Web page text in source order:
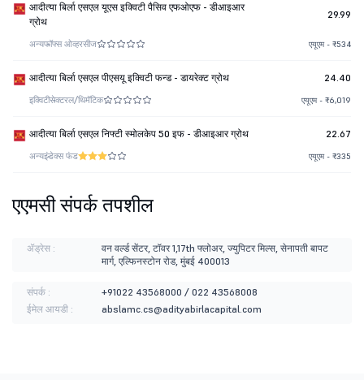
आदीत्या बिर्ला एसएल यूएस इक्विटी पैसिव एफओएफ - डीआइआर
ग्रोथ
29.99
अन्यफॉफ्स ओव्हरसीज एयूएम - ₹534
आदीत्या बिर्ला एसएल पीएसयू इक्विटी फन्ड - डायरेक्ट ग्रोथ 24.40
इक्विटीसेक्टरल/थिमॅटिक एयूएम - ₹6,019
आदीत्या बिर्ला एसएल निफ्टी स्मोलकेप 50 इफ - डीआइआर ग्रोथ 22.67
अन्यइंडेक्स फंड एयूएम - ₹335
एएमसी संपर्क तपशील
ॲड्रेस :
वन वर्ल्ड सेंटर, टॉवर 1,17th फ्लोअर, ज्युपिटर मिल्स, सेनापती बापट
मार्ग, एल्फिनस्टोन रोड, मुंबई 400013
संपर्क :
+91022 43568000 / 022 43568008
ईमेल आयडी :
abslamc.cs@adityabirlacapital.com